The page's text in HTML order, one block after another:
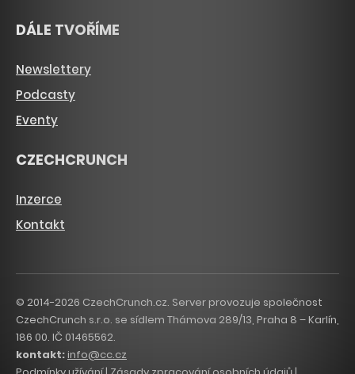
DÁLE TVOŘÍME
Newslettery
Podcasty
Eventy
CZECHCRUNCH
Inzerce
Kontakt
© 2014-2026 CzechCrunch.cz. Server provozuje společnost
CzechCrunch s.r.o. se sídlem Thámova 289/13, Praha 8 – Karlín,
186 00. IČ 01465562.
kontakt:info@cc.cz